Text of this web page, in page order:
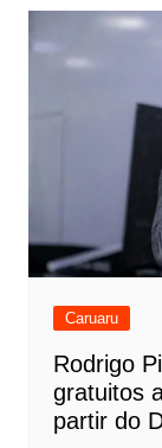
Caruaru
Rodrigo
gratuitos
partir do